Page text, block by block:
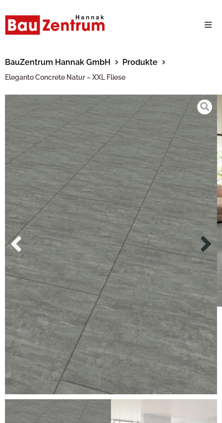
Unternehmen
24/7 Schauraum
Produkte
Karriere
Kundenservice
BauZentrum Hannak GmbH Produkte
Eleganto Concrete Natur – XXL Fliese